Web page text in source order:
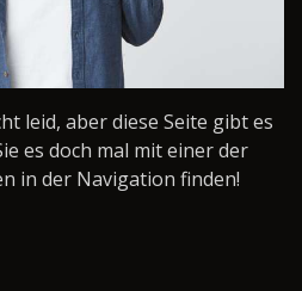
leid, aber diese Seite gibt es
es doch mal mit einer der
in der Navigation finden!